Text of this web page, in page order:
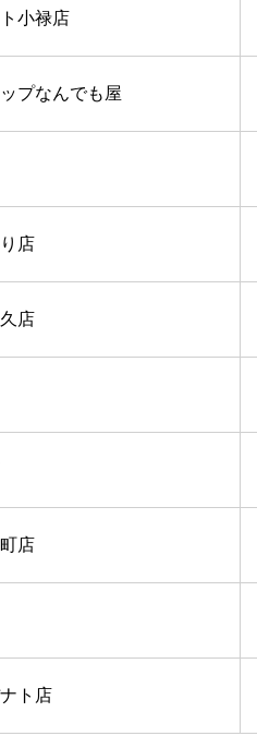
小禄店
プなんでも屋
店
店
店
ト店